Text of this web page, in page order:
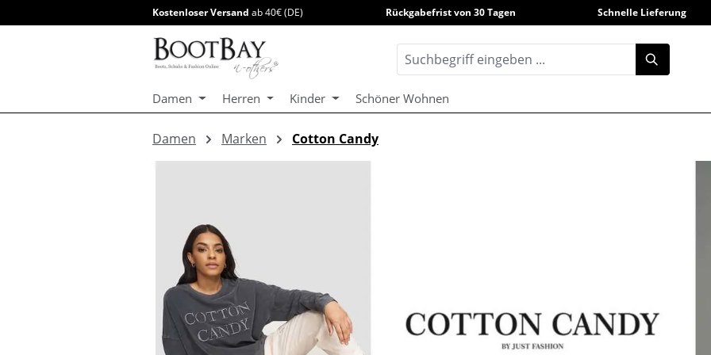
Zur Hauptnavigation springen
Kostenloser Versand ab 40€ (DE) Rückgabefrist von 30 Tagen Schnelle Lieferung
Damen Herren Kinder Schöner Wohnen
Damen Marken Cotton Candy